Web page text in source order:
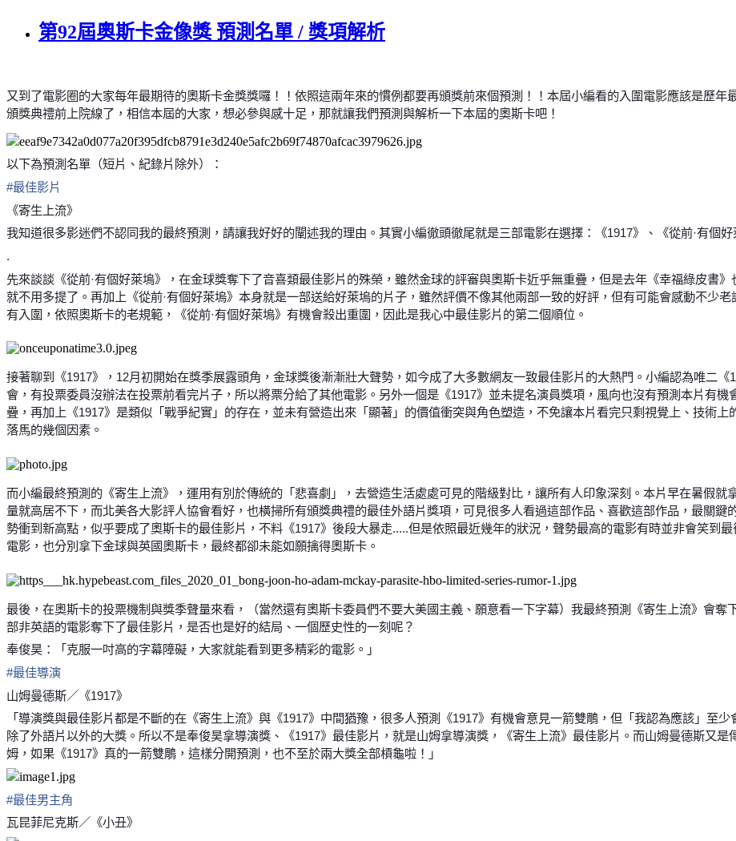
第92屆奧斯卡金像獎 預測名單 / 獎項解析
又到了電影圈的大家每年最期待的奧斯卡金獎獎囉！！依照這兩年來的慣例都要再頒獎前來個預測！！本屆小編看的入圍電影應該是歷
頒獎典禮前上院線了，相信本屆的大家，想必參與感十足，那就讓我們預測與解析一下本屆的奧斯卡吧！
以下為預測名單（短片、紀錄片除外）：
#最佳影片
《寄生上流》
我知道很多影迷們不認同我的最終預測，請讓我好好的闡述我的理由。其實小編徹頭徹尾就是三部電影在選擇：《1917》、《從前·有個好
.
先來談談《從前·有個好萊塢》，在金球獎奪下了音喜類最佳影片的殊榮，雖然金球的評審與奧斯卡近乎無重疊，但是去年《幸福綠皮書
就不用多提了。再加上《從前·有個好萊塢》本身就是一部送給好萊塢的片子，雖然評價不像其他兩部一致的好評，但有可能會感動不少
有入圍，依照奧斯卡的老規範，《從前·有個好萊塢》有機會殺出重圍，因此是我心中最佳影片的第二個順位。
接著聊到《1917》，12月初開始在獎季展露頭角，金球獎後漸漸壯大聲勢，如今成了大多數網友一致最佳影片的大熱門。小編認為唯二
會，有投票委員沒辦法在投票前看完片子，所以將票分給了其他電影。另外一個是《1917》並未提名演員獎項，風向也沒有預測本片有
疊，再加上《1917》是類似「戰爭紀實」的存在，並未有營造出來「顯著」的價值衝突與角色塑造，不免讓本片看完只剩視覺上、技術
落馬的幾個因素。
而小編最終預測的《寄生上流》，運用有別於傳統的「悲喜劇」，去營造生活處處可見的階級對比，讓所有人印象深刻。本片早在暑假
量就高居不下，而北美各大影評人協會看好，也橫掃所有頒獎典禮的最佳外語片獎項，可見很多人看過這部作品、喜歡這部作品，最關
勢衝到新高點，似乎要成了奧斯卡的最佳影片，不料《1917》後段大暴走.....但是依照最近幾年的狀況，聲勢最高的電影有時並非會笑到
電影，也分別拿下金球與英國奧斯卡，最終都卻未能如願擒得奧斯卡。
最後，在奧斯卡的投票機制與獎季聲量來看，（當然還有奧斯卡委員們不要大美國主義、願意看一下字幕）我最終預測《寄生上流》會
部非英語的電影奪下了最佳影片，是否也是好的結局、一個歷史性的一刻呢？
奉俊昊：「克服一吋高的字幕障礙，大家就能看到更多精彩的電影。」
#最佳導演
山姆曼德斯／《1917》
「導演獎與最佳影片都是不斷的在《寄生上流》與《1917》中間猶豫，很多人預測《1917》有機會意見一箭雙鵰，但「我認為應該」至
除了外語片以外的大獎。所以不是奉俊昊拿導演獎、《1917》最佳影片，就是山姆拿導演獎，《寄生上流》最佳影片。而山姆曼德斯又
姆，如果《1917》真的一箭雙鵰，這樣分開預測，也不至於兩大獎全部槓龜啦！」
#最佳男主角
瓦昆菲尼克斯／《小丑》